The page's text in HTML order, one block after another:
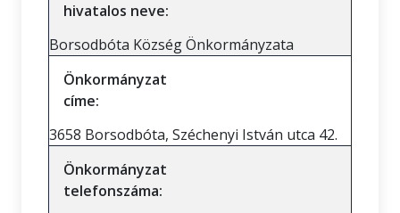
hivatalos neve:
Borsodbóta Község Önkormányzata
Önkormányzat
címe:
3658 Borsodbóta, Széchenyi István utca 42.
Önkormányzat
telefonszáma: